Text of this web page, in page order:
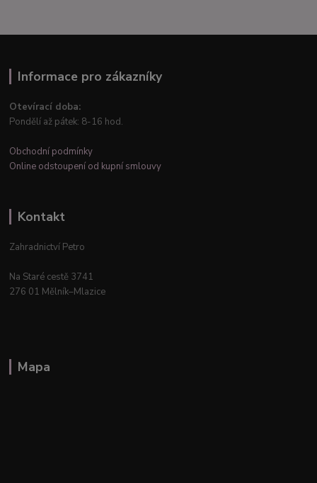
Informace pro zákazníky
Otevírací doba:
Pondělí až pátek: 8-16 hod.
Obchodní podmínky
Online odstoupení od kupní smlouvy
Kontakt
Zahradnictví Petro
Na Staré cestě 3741
276 01 Mělník–Mlazice
Mapa